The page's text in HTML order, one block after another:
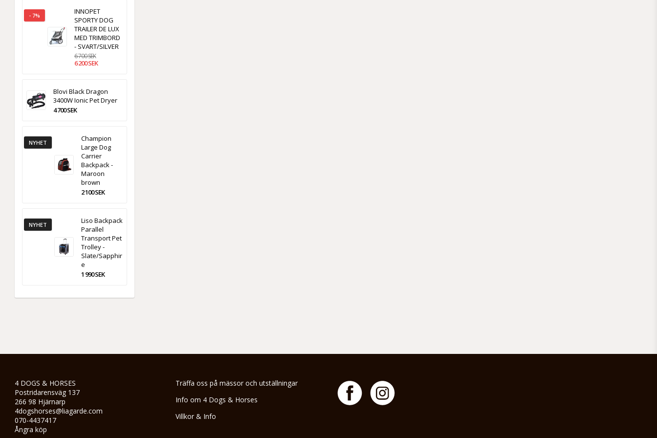
- 7%
INNOPET
SPORTY DOG
TRAILER DE LUX
MED TRIMBORD
- SVART/SILVER
6 700 SEK
6 200 SEK
Blovi Black Dragon
3400W Ionic Pet Dryer
4 700 SEK
NYHET
Champion
Large Dog
Carrier
Backpack -
Maroon
brown
2 100 SEK
NYHET
Liso Backpack
Parallel
Transport Pet
Trolley -
Slate/Sapphir
e
1 990 SEK
4 DOGS & HORSES
Postridarensväg 137
266 98 Hjärnarp
4dogshorses@liagarde.com
070-4437417
Ångra köp
Träffa oss på mässor och utställningar
Info om 4 Dogs & Horses
Villkor & Info